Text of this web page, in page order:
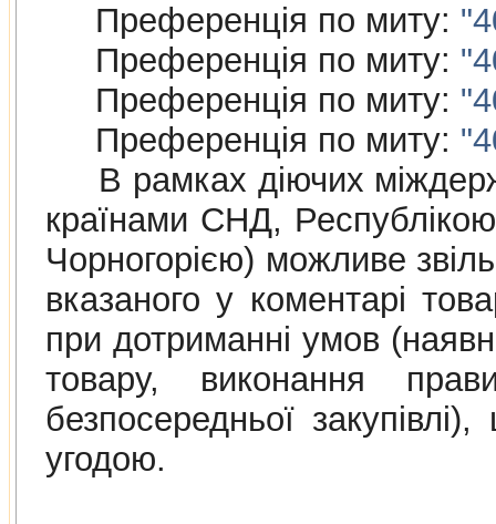
Преференція по миту:
Преференція по миту:
Преференція по миту:
Преференція по миту:
В рамках дiючих
країнами СНД,
Чорногорією) можливе
вказаного у коментарі
при дотриманні умов
товару, виконання
безпосередньої
угодою.